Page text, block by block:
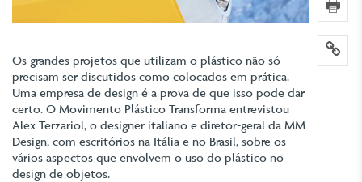
Os grandes projetos que utilizam o plástico não só
precisam ser discutidos como colocados em prática.
Uma empresa de design é a prova de que isso pode dar
certo. O Movimento Plástico Transforma entrevistou
Alex Terzariol, o designer italiano e diretor-geral da MM
Design, com escritórios na Itália e no Brasil, sobre os
vários aspectos que envolvem o uso do plástico no
design de objetos.